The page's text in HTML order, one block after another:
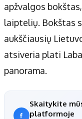
apžvalgos
laiptelių. Bokštas
aukščiausių
atsiveria plati
panorama.
Skaitykite
platformoje